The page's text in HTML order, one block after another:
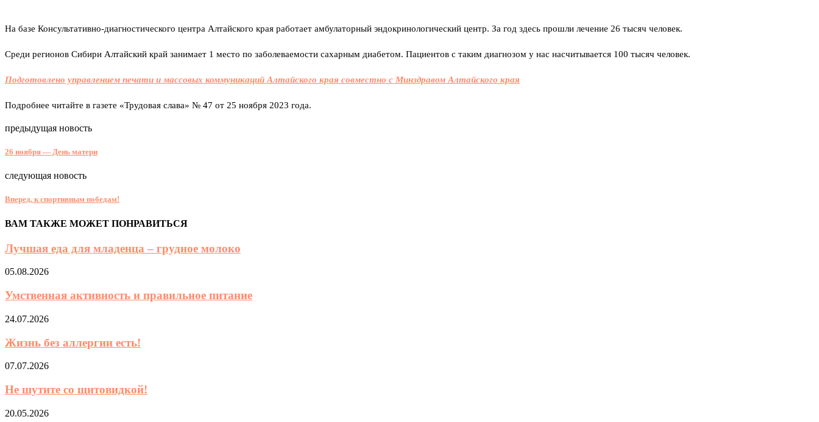
На базе Консультативно-диагностического центра Алтайского края работает амбулаторный эндокринологический центр. За год здесь прошли лечение 26 тысяч человек.
Среди регионов Сибири Алтайский край занимает 1 место по заболеваемости сахарным диабетом. Пациентов с таким диагнозом у нас насчитывается 100 тысяч человек.
Подготовлено управлением печати и массовых коммуникаций Алтайского края совместно с Минздравом Алтайского края
Подробнее читайте в газете «Трудовая слава» № 47 от 25 ноября 2023 года.
предыдущая новость
26 ноября — День матери
следующая новость
Вперед, к спортивным победам!
ВАМ ТАКЖЕ МОЖЕТ ПОНРАВИТЬСЯ
Лучшая еда для младенца – грудное молоко
05.08.2026
Умственная активность и правильное питание
24.07.2026
Жизнь без аллергии есть!
07.07.2026
Не шутите со щитовидкой!
20.05.2026